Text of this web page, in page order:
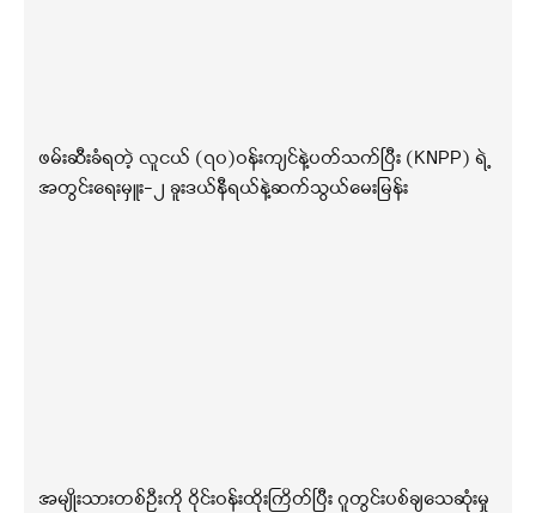
ဖမ်းဆီးခံရတဲ့ လူငယ် (၇၀)ဝန်းကျင်နဲ့ပတ်သက်ပြီး (KNPP) ရဲ့
အတွင်းရေးမှူး-၂ ခူးဒယ်နီရယ်နဲ့ဆက်သွယ်မေးမြန်း
အမျိုးသားတစ်ဦးကို ဝိုင်းဝန်းထိုးကြိတ်ပြီး ဂူတွင်းပစ်ချသေဆုံးမှု